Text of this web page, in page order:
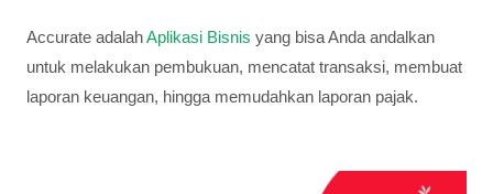
Accurate adalahAplikasi Bisnis yang bisa Anda andalkan
untuk melakukan pembukuan, mencatat transaksi, membuat
laporan keuangan, hingga memudahkan laporan pajak.